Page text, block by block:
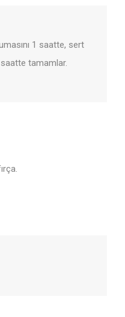
1 saatte, sert
saatte tamamlar.